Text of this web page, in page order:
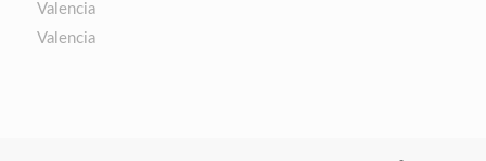
Valencia
Valencia